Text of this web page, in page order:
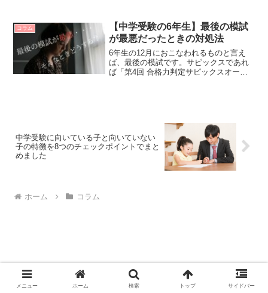
おそらくお子様の様子や試験結果を見て
いて、「こんなミスをして...
コラム
【中学受験の6年生】最後の模試
が最悪だったときの対処法
6年生の12月におこなわれるものと言え
ば、最後の模試です。サピックスであれ
ば「第4回 合格力判定サピックスオープ
中学受験に向いている子と向いていない
子の特徴を8つのチェックポイントでまと
めました
ホーム コラム
メニュー ホーム 検索 トップ サイドバー